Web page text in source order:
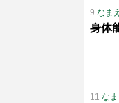
9 なまえ
身体
11 なま